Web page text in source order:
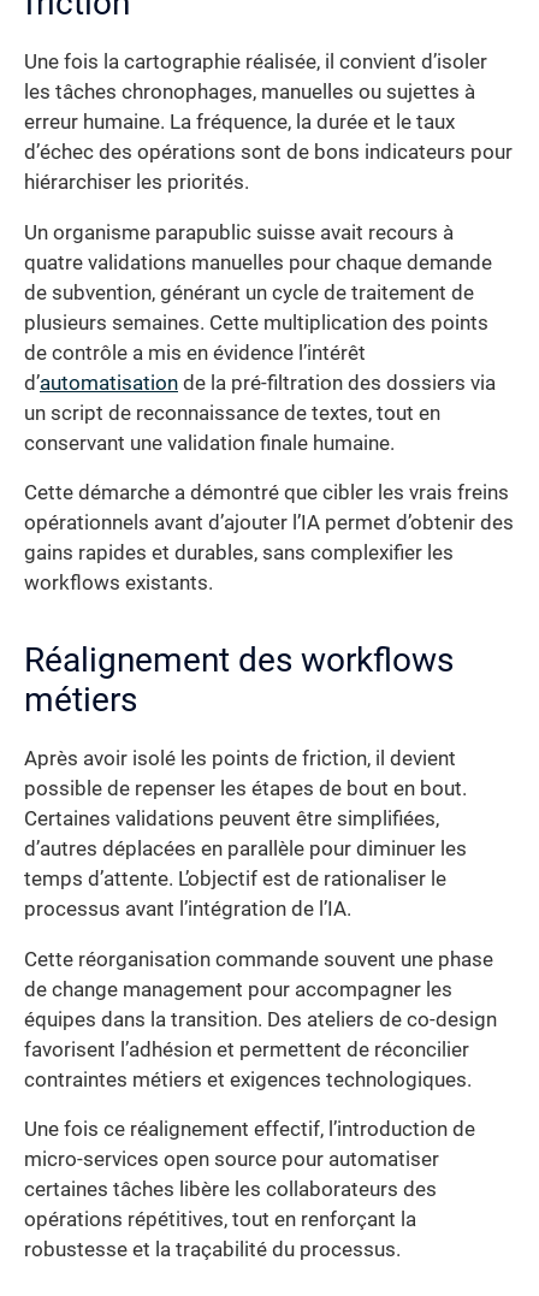
Une fois la cartographie réalisée, il convient d’isoler
les tâches chronophages, manuelles ou sujettes à
erreur humaine. La fréquence, la durée et le taux
d’échec des opérations sont de bons indicateurs pour
hiérarchiser les priorités.
Un organisme parapublic suisse avait recours à
quatre validations manuelles pour chaque demande
de subvention, générant un cycle de traitement de
plusieurs semaines. Cette multiplication des points
de contrôle a mis en évidence l’intérêt
d’automatisation de la pré-filtration des dossiers via
un script de reconnaissance de textes, tout en
conservant une validation finale humaine.
Cette démarche a démontré que cibler les vrais freins
opérationnels avant d’ajouter l’IA permet d’obtenir des
gains rapides et durables, sans complexifier les
workflows existants.
Réalignement des workflows
métiers
Après avoir isolé les points de friction, il devient
possible de repenser les étapes de bout en bout.
Certaines validations peuvent être simplifiées,
d’autres déplacées en parallèle pour diminuer les
temps d’attente. L’objectif est de rationaliser le
processus avant l’intégration de l’IA.
Cette réorganisation commande souvent une phase
de change management pour accompagner les
équipes dans la transition. Des ateliers de co-design
favorisent l’adhésion et permettent de réconcilier
contraintes métiers et exigences technologiques.
Une fois ce réalignement effectif, l’introduction de
micro-services open source pour automatiser
certaines tâches libère les collaborateurs des
opérations répétitives, tout en renforçant la
robustesse et la traçabilité du processus.